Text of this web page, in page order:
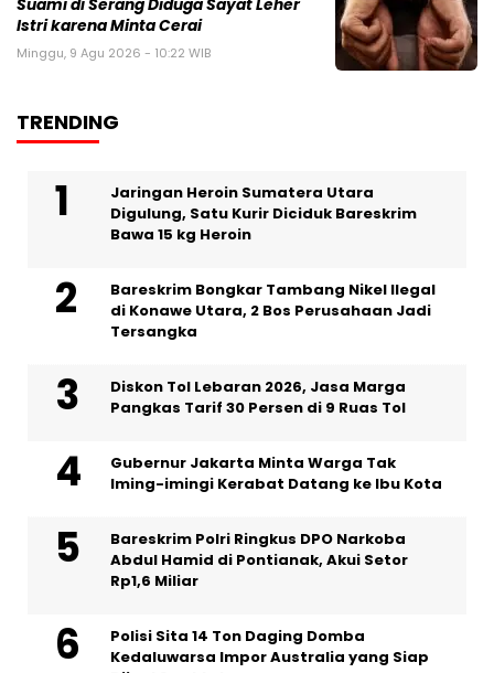
Suami di Serang Diduga Sayat Leher
Istri karena Minta Cerai
Minggu, 9 Agu 2026 - 10:22 WIB
TRENDING
Jaringan Heroin Sumatera Utara
Digulung, Satu Kurir Diciduk Bareskrim
Bawa 15 kg Heroin
Bareskrim Bongkar Tambang Nikel Ilegal
di Konawe Utara, 2 Bos Perusahaan Jadi
Tersangka
Diskon Tol Lebaran 2026, Jasa Marga
Pangkas Tarif 30 Persen di 9 Ruas Tol
Gubernur Jakarta Minta Warga Tak
Iming-imingi Kerabat Datang ke Ibu Kota
Bareskrim Polri Ringkus DPO Narkoba
Abdul Hamid di Pontianak, Akui Setor
Rp1,6 Miliar
Polisi Sita 14 Ton Daging Domba
Kedaluwarsa Impor Australia yang Siap